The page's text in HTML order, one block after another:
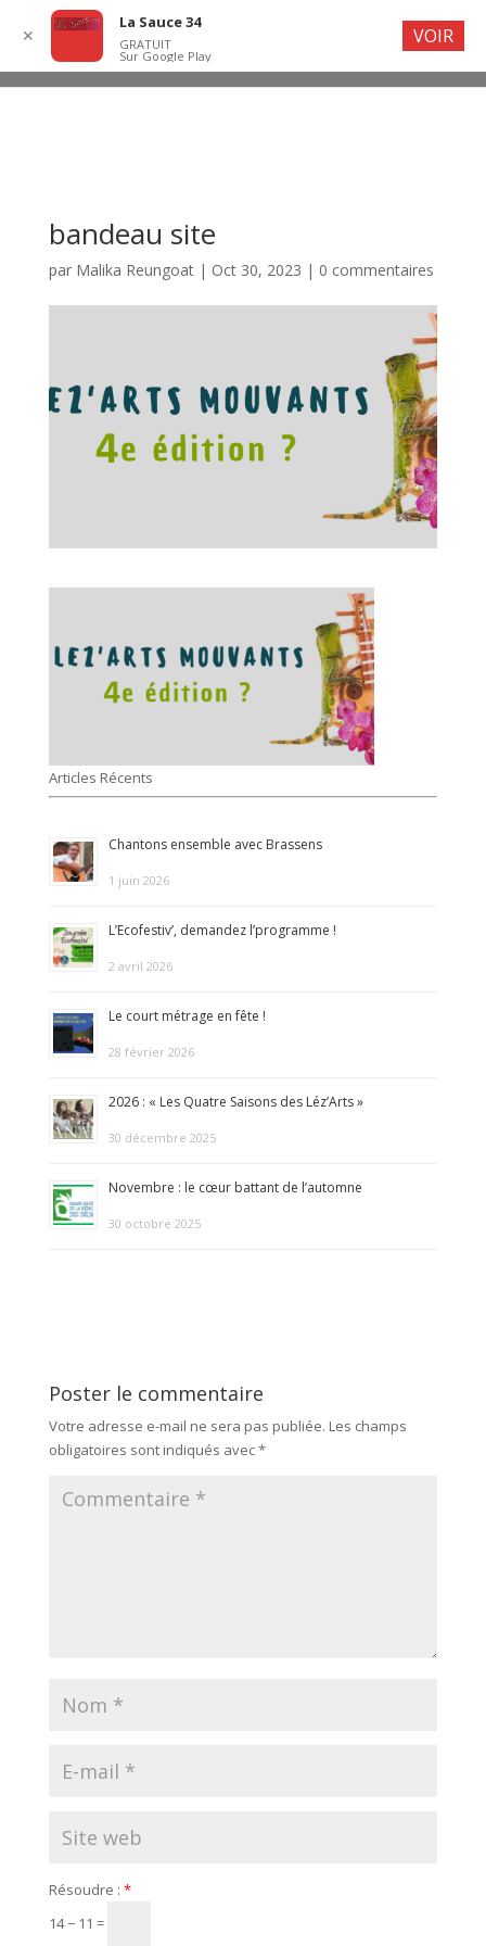
bandeau site
par Malika Reungoat| Oct 30, 2023 | 0 commentaires
Articles Récents
Chantons ensemble avec Brassens
1 juin 2026
L’Ecofestiv’, demandez l’programme !
2 avril 2026
Le court métrage en fête !
28 février 2026
2026 : « Les Quatre Saisons des Léz’Arts »
30 décembre 2025
Novembre : le cœur battant de l’automne
30 octobre 2025
Poster le commentaire
Votre adresse e-mail ne sera pas publiée. Les champs
obligatoires sont indiqués avec*
Résoudre : *
14 − 11 =
✕
La Sauce 34
GRATUIT
Sur Google Play
VOIR